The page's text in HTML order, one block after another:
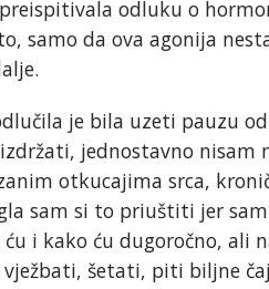
odluku o
samo da ova agonija
je bila uzeti pauzu od
jednostavno nisam
otkucajima srca,
sam si to priuštiti jer
i kako ću dugoročno, ali
šetati, piti biljne